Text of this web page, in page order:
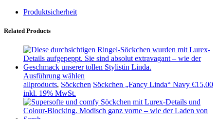
Produktsicherheit
Related Products
Ausführung wählen
allproducts, Söckchen Söckchen „Fancy Linda“ Navy €15,00
inkl. 19% MwSt.